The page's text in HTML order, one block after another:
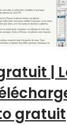
|
gratuit